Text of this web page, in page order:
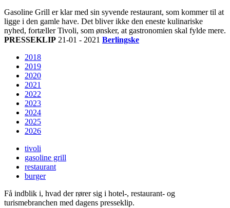
Gasoline Grill er klar med sin syvende restaurant, som kommer til at
ligge i den gamle have. Det bliver ikke den eneste kulinariske
nyhed, fortæller Tivoli, som ønsker, at gastronomien skal fylde mere.
PRESSEKLIP 21-01 - 2021 Berlingske
2018
2019
2020
2021
2022
2023
2024
2025
2026
tivoli
gasoline grill
restaurant
burger
Få indblik i, hvad der rører sig i hotel-, restaurant- og
turismebranchen med dagens presseklip.